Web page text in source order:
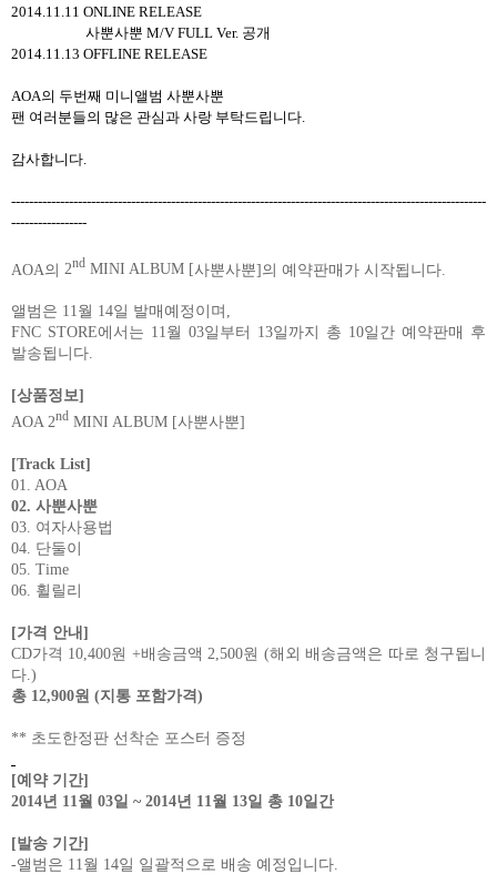
2014.11.11 ONLINE RELEASE
사뿐사뿐 M/V FULL Ver. 공개
2014.11.13 OFFLINE RELEASE
AOA의 두번째 미니앨범 사뿐사뿐
팬 여러분들의 많은 관심과 사랑 부탁드립니다
감사합니다
-----------------------------------------------------------------------------------------------------------
-----------------
AOA의 2nd MINI ALBUM [사뿐사뿐]의 예약판매가 시작됩니다
앨범은 11월 14일 발매예정이며 ,
FNC STORE에서는 11월 03일부터 13일까지 총 10일간 예약판매
후
발송됩니다.
[상품정보]
AOA 2nd MINI ALBUM [사뿐사뿐]
[Track List]
01. AOA
02. 사뿐사뿐
03. 여자사용법
04. 단둘이
05. Time
06. 휠릴리
[가격 안내 ]
CD가격 10,400원 +배송금액 2,500원 (해외 배송금액은 따로 청구됩니
다 .)
총 12,900원 (지통 포함가격 )
** 초도한정판 선착순 포스터 증정
[예약 기간]
2014년 11 월 03일 ~ 2014년 11 월 13일 총 10일간
[발송 기간]
-앨범은 11 월 14일 일괄적으로 배송 예정입니다